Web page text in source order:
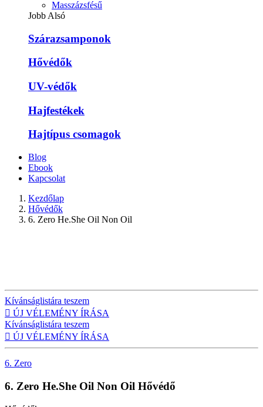
Masszázsfésű
Jobb Alsó
Szárazsamponok
Hővédők
UV-védők
Hajfestékek
Hajtípus csomagok
Blog
Ebook
Kapcsolat
Kezdőlap
Hővédők
6. Zero He.She Oil Non Oil
Kívánságlistára teszem
 ÚJ VÉLEMÉNY ÍRÁSA
Kívánságlistára teszem
 ÚJ VÉLEMÉNY ÍRÁSA
6. Zero
6. Zero He.She Oil Non Oil Hővédő